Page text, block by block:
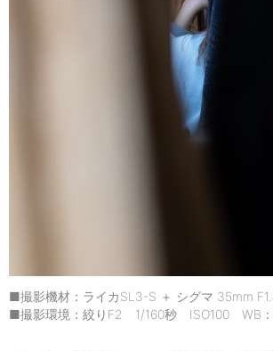
■撮影機材：ライカSL3-S ＋ シグマ 35mm
■撮影環境：絞りF2 1/160秒 ISO100 WB：